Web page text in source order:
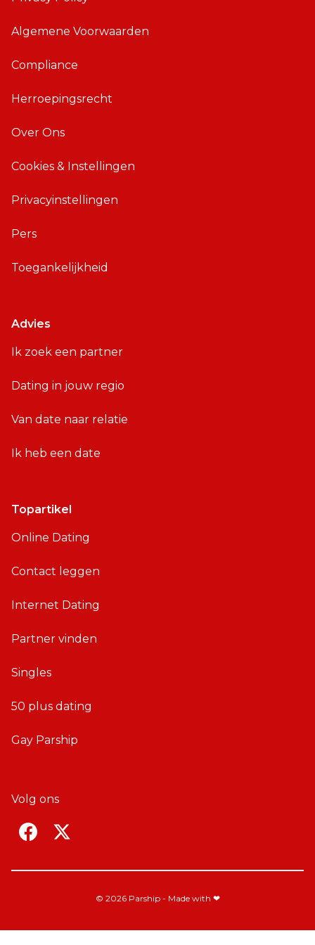
Algemene Voorwaarden
Compliance
Herroepingsrecht
Over Ons
Cookies & Instellingen
Privacyinstellingen
Pers
Toegankelijkheid
Advies
Ik zoek een partner
Dating in jouw regio
Van date naar relatie
Ik heb een date
Topartikel
Online Dating
Contact leggen
Internet Dating
Partner vinden
Singles
50 plus dating
Gay Parship
Volg ons
F
c
T
i
© 2026 Parship - Made with ❤